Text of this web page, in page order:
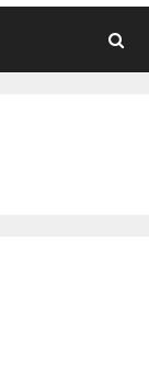
Suchen